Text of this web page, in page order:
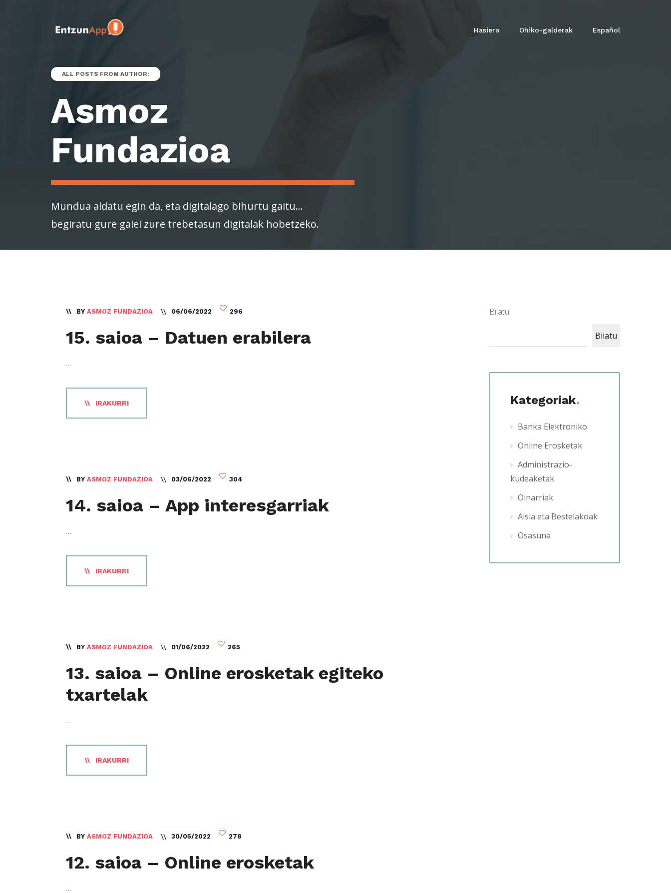
Hasiera Ohiko-galderak Español
ALL POSTS FROM AUTHOR:
Asmoz
Fundazioa
Mundua aldatu egin da, eta digitalago bihurtu gaitu...
begiratu gure gaiei zure trebetasun digitalak hobetzeko.
BY ASMOZ FUNDAZIOA 06/06/2022 296
15. saioa – Datuen erabilera
...
IRAKURRI
BY ASMOZ FUNDAZIOA 03/06/2022 304
14. saioa – App interesgarriak
...
IRAKURRI
BY ASMOZ FUNDAZIOA 01/06/2022 265
13. saioa – Online erosketak egiteko
txartelak
...
IRAKURRI
BY ASMOZ FUNDAZIOA 30/05/2022 278
12. saioa – Online erosketak
...
Bilatu
Bilatu
Kategoriak
Banka Elektroniko
Online Erosketak
Administrazio-
kudeaketak
Oinarriak
Aisia eta Bestelakoak
Osasuna